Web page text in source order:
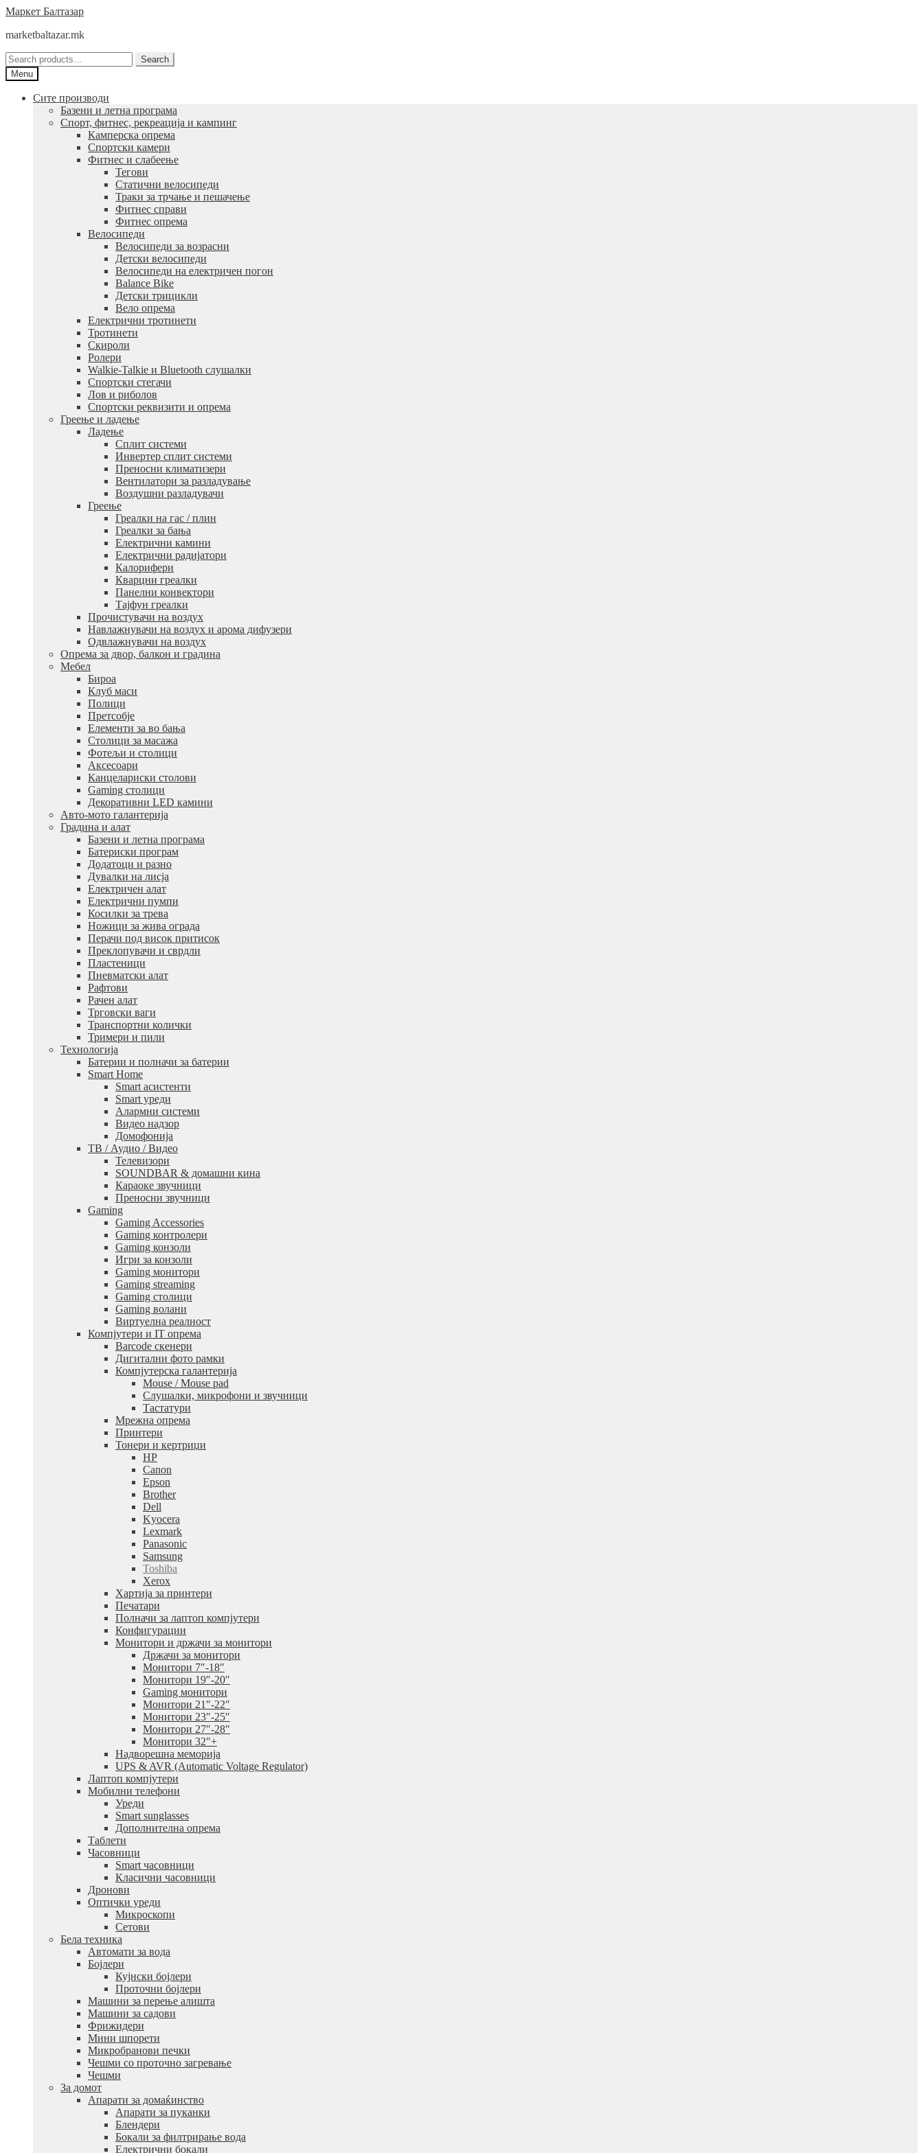
Skip
navigation
Skip
content
Маркет Балтазар
marketbaltazar.mk
Search
for:
Search
Menu
Сите производи
Базени и летна програма
Спорт, фитнес, рекреација и кампинг
Камперска опрема
Спортски камери
Фитнес и слабеење
Тегови
Статични велосипеди
Траки за трчање и пешачење
Фитнес справи
Фитнес опрема
Велосипеди
Велосипеди за возрасни
Детски велосипеди
Велосипеди на електричен погон
Balance Bike
Детски трицикли
Вело опрема
Електрични тротинети
Тротинети
Скироли
Ролери
Walkie-Talkie и Bluetooth слушалки
Спортски стегачи
Лов и риболов
Спортски реквизити и опрема
Греење и ладење
Ладење
Сплит системи
Инвертер сплит системи
Преносни климатизери
Вентилатори за разладување
Воздушни разладувачи
Греење
Греалки на гас / плин
Греалки за бања
Електрични камини
Електрични радијатори
Калорифери
Кварцни греалки
Панелни конвектори
Тајфун греалки
Прочистувачи на воздух
Навлажнувачи на воздух и арома дифузери
Одвлажнувачи на воздух
Опрема за двор, балкон и градина
Мебел
Бироа
Клуб маси
Полици
Претсобје
Елементи за во бања
Столици за масажа
Фотељи и столици
Аксесоари
Канцелариски столови
Gaming столици
Декоративни LED камини
Авто-мото галантерија
Градина и алат
Базени и летна програма
Батериски програм
Додатоци и разно
Дувалки на лисја
Електричен алат
Електрични пумпи
Косилки за трева
Ножици за жива ограда
Перачи под висок притисок
Преклопувачи и сврдли
Пластеници
Пневматски алат
Рафтови
Рачен алат
Трговски ваги
Транспортни колички
Тримери и пили
Технологија
Батерии и полначи за батерии
Smart Home
Smart асистенти
Smart уреди
Алармни системи
Видео надзор
Домофонија
ТВ / Аудио / Видео
Телевизори
SOUNDBAR & домашни кина
Караоке звучници
Преносни звучници
Gaming
Gaming Accessories
Gaming контролери
Gaming конзоли
Игри за конзоли
Gaming монитори
Gaming streaming
Gaming столици
Gaming волани
Виртуелна реалност
Компјутери и IT опрема
Barcode скенери
Дигитални фото рамки
Компјутерска галантерија
Mouse / Mouse pad
Слушалки, микрофони и звучници
Тастатури
Мрежна опрема
Принтери
Тонери и кертриџи
HP
Canon
Epson
Brother
Dell
Kyocera
Lexmark
Panasonic
Samsung
Toshiba
Xerox
Хартија за принтери
Печатари
Полначи за лаптоп компјутери
Конфигурации
Монитори и држачи за монитори
Држачи за монитори
Монитори 7″-18″
Монитори 19″-20″
Gaming монитори
Монитори 21″-22″
Монитори 23″-25″
Монитори 27″-28″
Монитори 32″+
Надворешна меморија
UPS & AVR (Automatic Voltage Regulator)
Лаптоп компјутери
Мобилни телефони
Уреди
Smart sunglasses
Дополнителна опрема
Таблети
Часовници
Smart часовници
Класични часовници
Дронови
Оптички уреди
Микроскопи
Сетови
Бела техника
Автомати за вода
Бојлери
Кујнски бојлери
Проточни бојлери
Машини за перење алишта
Машини за садови
Фрижидери
Мини шпорети
Микробранови печки
Чешми со проточно загревање
Чешми
За домот
Апарати за домаќинство
Апарати за пуканки
Блендери
Бокали за филтрирање вода
Електрични бокали